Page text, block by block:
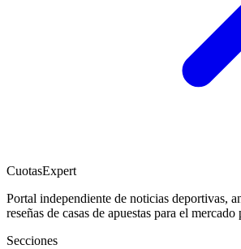
CuotasExpert
Portal independiente de noticias deportivas,
reseñas de casas de apuestas para el mercado
Secciones